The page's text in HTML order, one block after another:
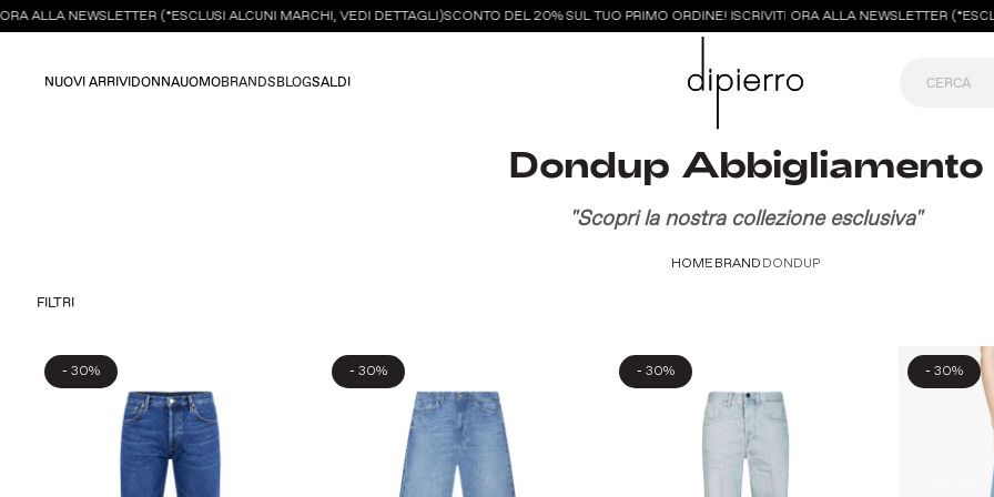
ALLA NEWSLETTER (*ESCLUSI ALCUNI MARCHI, VEDI DETTAGLI) SCONTO DEL 20% SUL TUO PRIMO ORDINE! ISCRIVITI ORA ALLA NEWSLETTER
NUOVI ARRIVIDONNAUOMOBRANDSBLOGSALDI
Dondup Abbigliamento
"Scopri la nostra collezione esclusiva"
HOME BRAND DONDUP
FILTRI
- 30% - 30% - 30% - 30%